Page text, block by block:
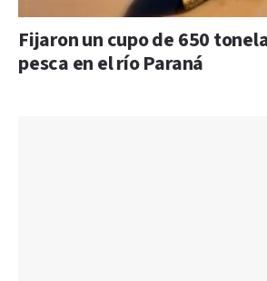
Fijaron un cupo de 650
pesca en el río Paraná